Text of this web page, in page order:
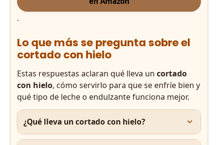
.
Lo que más se pregunta sobre el
cortado con hielo
Estas respuestas aclaran qué lleva un cortado
con hielo, cómo servirlo para que se enfríe bien y
qué tipo de leche o endulzante funciona mejor.
¿Qué lleva un cortado con hielo?